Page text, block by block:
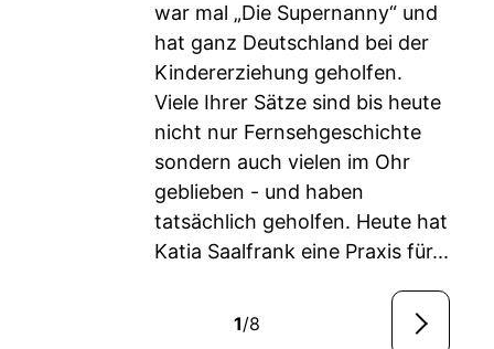
war mal „Die Supernanny“ und
hat ganz Deutschland bei der
Kindererziehung geholfen.
Viele Ihrer Sätze sind bis heute
nicht nur Fernsehgeschichte
sondern auch vielen im Ohr
geblieben - und haben
tatsächlich geholfen. Heute hat
Katia Saalfrank eine Praxis für...
1/8